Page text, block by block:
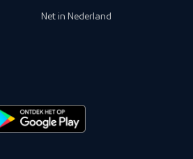
Net in Nederland